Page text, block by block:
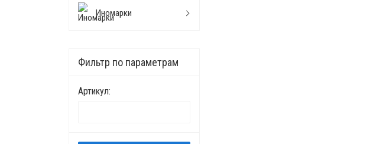
Иномарки
Фильтр по параметрам
Артикул: